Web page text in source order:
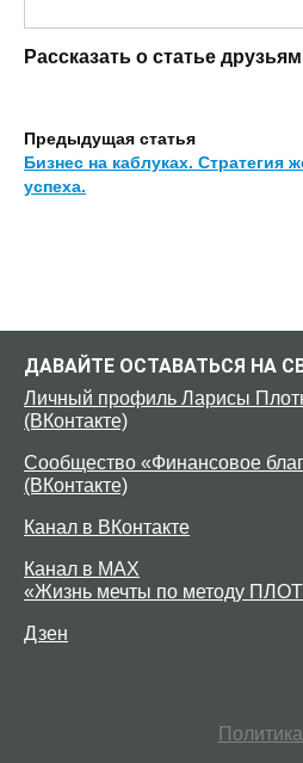
Рассказать о статье друзьям
Предыдущая статья
Бизнес на каблуках. Стратегия
успеха.
ДАВАЙТЕ ОСТАВАТЬСЯ НА
Личный профиль Ларисы
(ВКонтакте)
Сообщество «Финансовое
(ВКонтакте)
Канал в ВКонтакте
Канал в MAX
«Жизнь мечты по методу
Дзен